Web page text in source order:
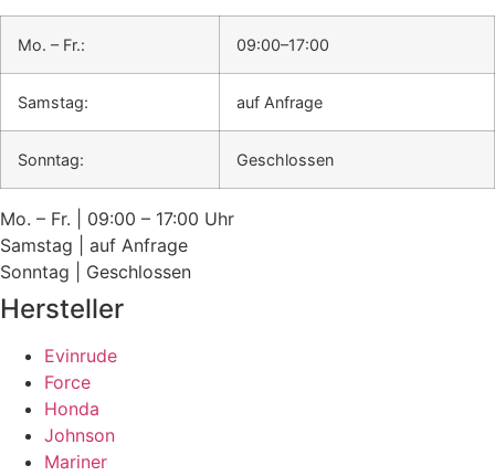
Mo. – Fr.: 09:00–17:00
Samstag: auf Anfrage
Sonntag: Geschlossen
Mo. – Fr. | 09:00 – 17:00 Uhr
Samstag | auf Anfrage
Sonntag | Geschlossen
Hersteller
Evinrude
Force
Honda
Johnson
Mariner